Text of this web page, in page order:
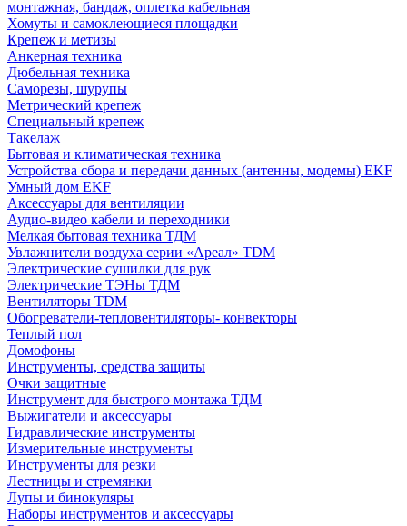
монтажная, бандаж, оплетка кабельная
Хомуты и самоклеющиеся площадки
Крепеж и метизы
Анкерная техника
Дюбельная техника
Саморезы, шурупы
Метрический крепеж
Специальный крепеж
Такелаж
Бытовая и климатическая техника
Устройства сбора и передачи данных (антенны, модемы) EKF
Умный дом EKF
Аксессуары для вентиляции
Аудио-видео кабели и переходники
Мелкая бытовая техника ТДМ
Увлажнители воздуха серии «Ареал» TDM
Электрические сушилки для рук
Электрические ТЭНы ТДМ
Вентиляторы TDM
Обогреватели-тепловентиляторы- конвекторы
Теплый пол
Домофоны
Инструменты, средства защиты
Очки защитные
Инструмент для быстрого монтажа ТДМ
Выжигатели и аксессуары
Гидравлические инструменты
Измерительные инструменты
Инструменты для резки
Лестницы и стремянки
Лупы и бинокуляры
Наборы инструментов и аксессуары